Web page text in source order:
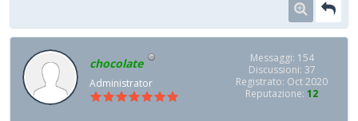
chocolate
Administrator
Messaggi: 154
Discussioni: 37
Registrato: Oct 2020
Reputazione: 12